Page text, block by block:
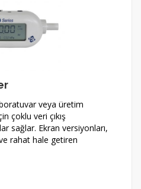
veya üretim
çoklu veri çıkış
sağlar. Ekran versiyonları,
ve rahat hale getiren